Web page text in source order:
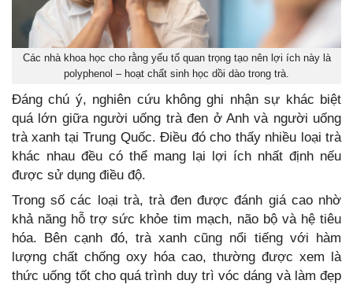
Các nhà khoa học cho rằng yếu tố quan trọng tạo nên lợi ích này là
polyphenol – hoạt chất sinh học dồi dào trong trà.
Đáng chú ý, nghiên cứu không ghi nhận sự khác biệt
quá lớn giữa người uống trà đen ở Anh và người uống
trà xanh tại Trung Quốc. Điều đó cho thấy nhiều loại trà
khác nhau đều có thể mang lại lợi ích nhất định nếu
được sử dụng điều độ.
Trong số các loại trà, trà đen được đánh giá cao nhờ
khả năng hỗ trợ sức khỏe tim mạch, não bộ và hệ tiêu
hóa. Bên cạnh đó, trà xanh cũng nổi tiếng với hàm
lượng chất chống oxy hóa cao, thường được xem là
thức uống tốt cho quá trình duy trì vóc dáng và làm đẹp